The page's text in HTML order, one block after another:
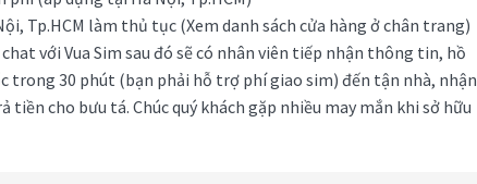
Tp.HCM làm thủ tục (Xem danh sách cửa hàng ở chân trang)
với Vua Sim sau đó sẽ có nhân viên tiếp nhận thông tin, hồ
trong 30 phút (bạn phải hỗ trợ phí giao sim) đến tận nhà, nhận
cho bưu tá. Chúc quý khách gặp nhiều may mắn khi sở hữu